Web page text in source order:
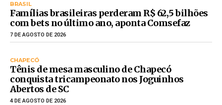
BRASIL
Famílias brasileiras perderam R$ 62,5 bilhões
com bets no último ano, aponta Comsefaz
7 DE AGOSTO DE 2026
CHAPECÓ
Tênis de mesa masculino de Chapecó
conquista tricampeonato nos Joguinhos
Abertos de SC
4 DE AGOSTO DE 2026